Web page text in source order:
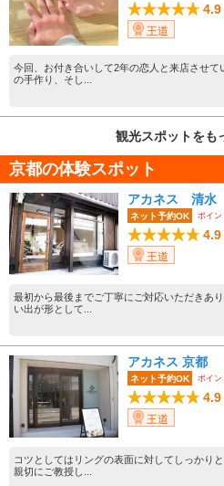
4.9
王道
今回、お付き合いして2年の恋人と来店させ
の手作り、そし...
観光スポットをも
京都の体験スポット
アカネス 清水
ネット予約OK ポイン
4.9
王道
最初から最後までご丁寧にご対応いただきあ
い出が形として...
アカネス 京都
ネット予約OK ポイン
4.9
王道
コツとしてはリングの表面に対してしっかり
親切にご教授し...